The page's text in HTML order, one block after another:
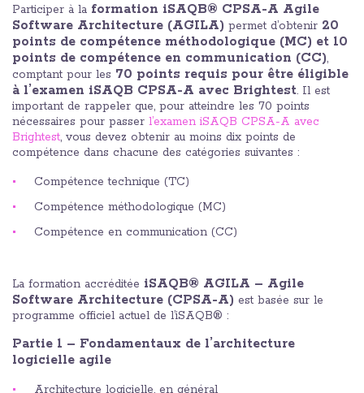
Participer à la formation iSAQB® CPSA-A Agile
Software Architecture (AGILA) permet d’obtenir 20
points de compétence méthodologique (MC) et 10
points de compétence en communication (CC),
comptant pour les 70 points requis pour être éligible
à l’examen iSAQB CPSA-A avec Brightest. Il est
important de rappeler que, pour atteindre les 70 points
nécessaires pour passer l’examen iSAQB CPSA-A avec
Brightest, vous devez obtenir au moins dix points de
compétence dans chacune des catégories suivantes :
Compétence technique (TC)
Compétence méthodologique (MC)
Compétence en communication (CC)
La formation accréditée iSAQB® AGILA – Agile
Software Architecture (CPSA-A) est basée sur le
programme officiel actuel de l’iSAQB® :
Partie 1 – Fondamentaux de l’architecture
logicielle agile
Architecture logicielle, en général